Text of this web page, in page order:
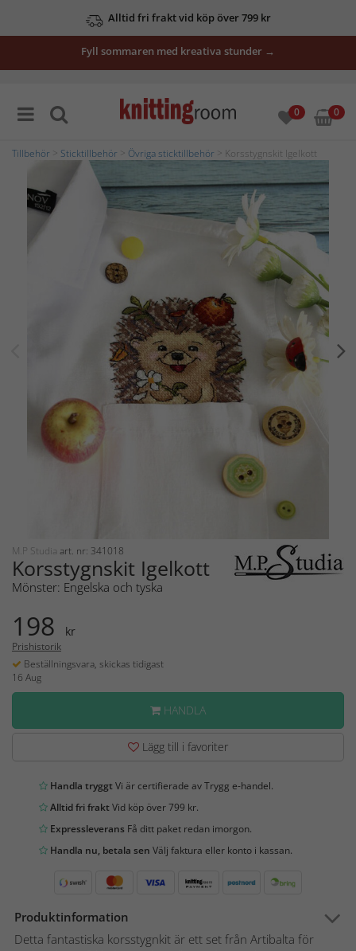
Alltid fri frakt vid köp över 799 kr
Fyll sommaren med kreativa stunder →
0 0
Tillbehör Sticktillbehör Övriga sticktillbehör > Korsstygnskit Igelkott
M.P Studia art. nr: 341018
Korsstygnskit Igelkott
Mönster: Engelska och tyska
198 kr
Prishistorik
Beställningsvara, skickas tidigast
16 Aug
HANDLA
Lägg till i favoriter
Handla tryggtVi är certifierade av Trygg e-handel.
Alltid fri fraktVid köp över 799 kr.
Expressleverans Få ditt paket redan imorgon.
Handla nu, betala sen Välj faktura eller konto i kassan.
Produktinformation
Detta fantastiska korsstygnkit är ett set från Artibalta för